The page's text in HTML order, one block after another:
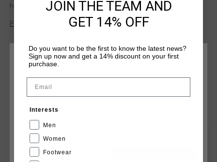
from 80% Cotton and 20% Polyester. Provided with two side
pockets, drawstrings and white Cruyff branding on the left
upper leg.
Plus d’information
TU POURRAIS AIMER
CHOISISSEZ VOTRE EMPLACEMENT ET VOTRE
France
JOIN THE TEAM AND
GET 14% OFF
Do you want to be the first to know the latest news?
Sign up now and get a 14% discount on your first
purchase.
Interests
Men
Women
Footwear